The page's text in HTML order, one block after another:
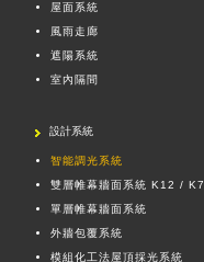
屋面系統
風雨走廊
遮陽系統
室內隔間
設計系統
智能調光系統
雙層帷幕牆面系統 K12 / K7
單層帷幕牆面系統
外牆包覆系統
模組化工法屋頂採光系統